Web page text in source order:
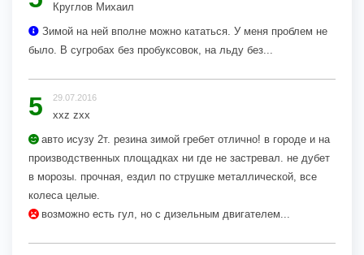
Круглов Михаил
Зимой на ней вполне можно кататься. У меня проблем не
было. В сугробах без пробуксовок, на льду без...
5 29.07.2016
xxz zxx
авто исузу 2т. резина зимой гребет отлично! в городе и на
производственных площадках ни где не застревал. не дубет
в морозы. прочная, ездил по струшке металлической, все
колеса целые.
возможно есть гул, но с дизельным двигателем...